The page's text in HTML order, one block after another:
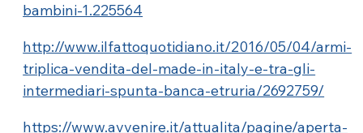
bambini-1.225564
http://www.ilfattoquotidiano.it/2016/05/04/armi-
triplica-vendita-del-made-in-italy-e-tra-gli-
intermediari-spunta-banca-etruria/2692759/
https://www.avvenire.it/attualita/pagine/aperta-